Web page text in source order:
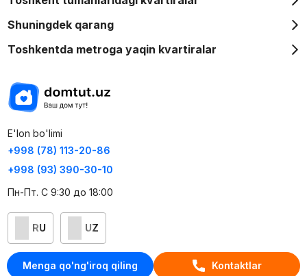
Menga qo'ng'iroq qiling Kontaktlar
Shuningdek qarang
Toshkentda metroga yaqin kvartiralar
E'lon bo'limi
+998 (78) 113-20-86
+998 (93) 390-30-10
Пн-Пт. С 9:30 до 18:00
RU UZ
Kontaktlar